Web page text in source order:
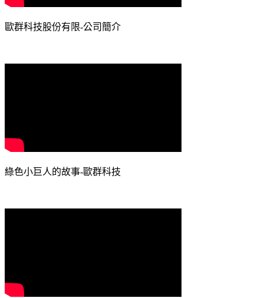
歐群科技股份有限-公司簡介
綠色小巨人的故事-歐群科技